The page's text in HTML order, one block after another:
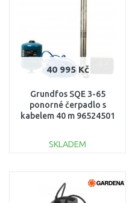
40 995 Kč
Grundfos SQE 3-65
ponorné čerpadlo s
kabelem 40 m 96524501
SKLADEM
Porovnat